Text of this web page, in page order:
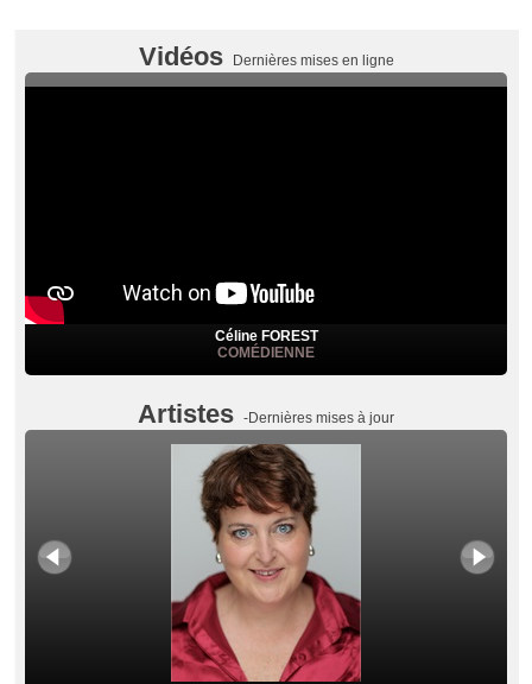
Vidéos Dernières mises en ligne
Céline FOREST
COMÉDIENNE
Artistes -Dernières mises à jour